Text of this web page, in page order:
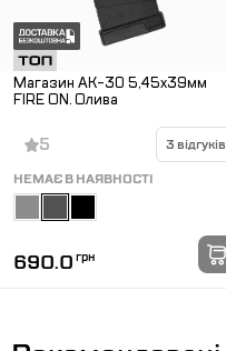
Магазин АК-30 5,45х39мм
FIRE ON. Олива
5 3 відгуків
НЕМАЄ В НАЯВНОСТІ
690.0 грн